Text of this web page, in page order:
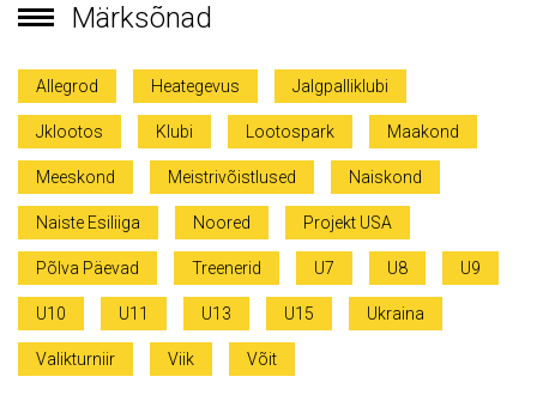
Märksõnad
Allegrod Heategevus Jalgpalliklubi
Jklootos Klubi Lootospark Maakond
Meeskond Meistrivõistlused Naiskond
Naiste Esiliiga Noored Projekt USA
Põlva Päevad Treenerid U7 U8 U9
U10 U11 U13 U15 Ukraina
Valikturniir Viik Võit